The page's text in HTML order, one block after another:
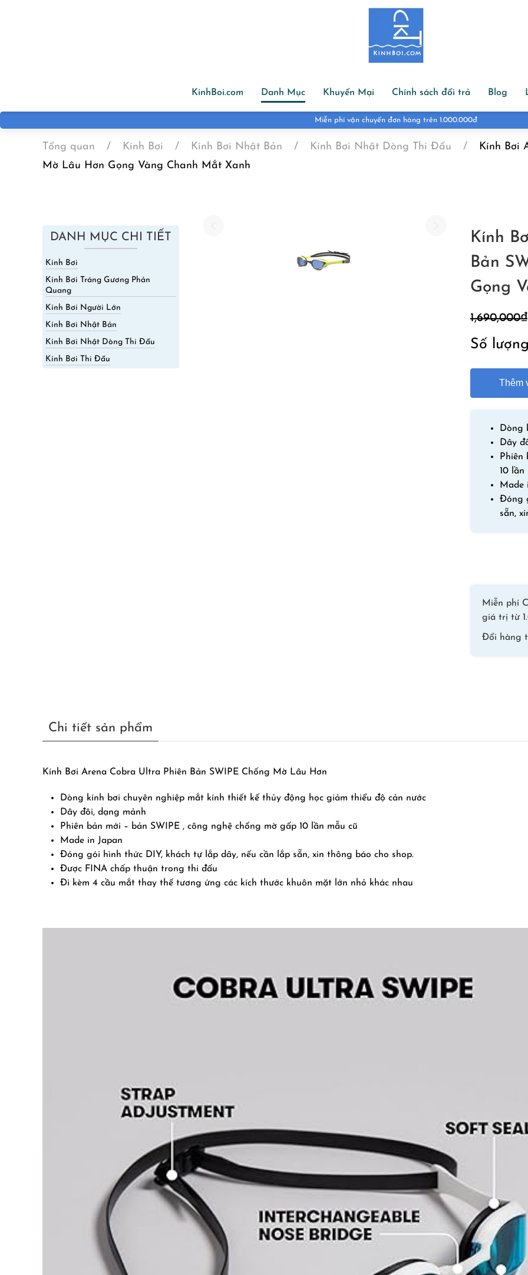
KinhBoi.com Danh Mục Khuyến Mại Chính sách đổi trả Blog
Đổi hàng đổi size trong 07 ngày
Tổng quan Kính Bơi Kính Bơi Nhật Bản Kính Bơi Nhật Dòng Thi Đấu
Kính Bơi
Mờ Lâu Hơn Gọng Vàng Chanh Mắt Xanh
DANH MỤC CHI TIẾT
Kính Bơi
Kính Bơi Tráng Gương Phản
Quang
Kính Bơi Người Lớn
Kính Bơi Nhật Bản
Kính Bơi Nhật Dòng Thi Đấu
Kính Bơi Thi Đấu
Kính
Bản
Gọng
1,690,000₫
Số lượng
Thêm
Dòng
Dây
Phiên
10 lần
Made
Đóng
sẵn,
Miễn phí
giá trị từ
Đổi hàng
Chi tiết sản phẩm
Kính Bơi Arena Cobra Ultra Phiên Bản SWIPE Chống Mờ Lâu Hơn
Dòng kính bơi chuyên nghiệp mắt kính thiết kế thủy động học giảm thiểu độ cản nước
Dây đôi, dạng mảnh
Phiên bản mới – bản SWIPE , công nghệ chống mờ gấp 10 lần mẫu cũ
Made in Japan
Đóng gói hình thức DIY, khách tự lắp dây, nếu cần lắp sẵn, xin thông báo cho shop.
Được FINA chấp thuận trong thi đấu
Đi kèm 4 cầu mắt thay thế tương ứng các kích thước khuôn mặt lớn nhỏ khác nhau